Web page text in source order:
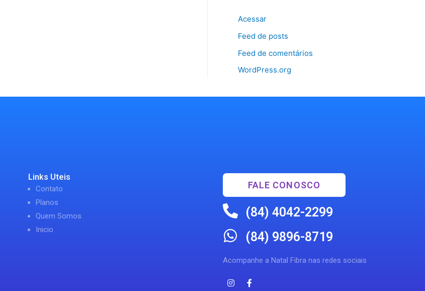
Acessar
Feed de posts
Feed de comentários
WordPress.org
Links Uteis
Contato
Planos
Quem Somos
Inicio
FALE CONOSCO
(84) 4042-2299
(84) 9896-8719
Acompanhe a Natal Fibra nas redes sociais